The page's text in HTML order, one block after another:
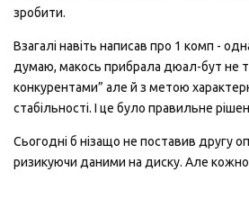
зробити.
Взагалі навіть написав про 1 комп -
думаю, макось прибрала дюал-бут не
конкурентами” але й з метою
стабільності. І це було правильне
Сьогодні б нізащо не поставив другу
ризикуючи даними на диску. Але